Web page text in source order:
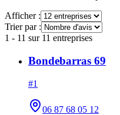
Afficher :
Trier par :
1 - 11 sur 11 entreprises
Bondebarras 69
#1
06 87 68 05 12